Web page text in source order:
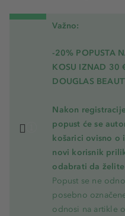
Važno:
-20% POPUSTA
KOSU IZNAD 30
DOUGLAS
Nakon
popust će se
košarici ovisno o
novi korisnik
odabrati da želite
Popust se ne
posebno
odnosi na artikle